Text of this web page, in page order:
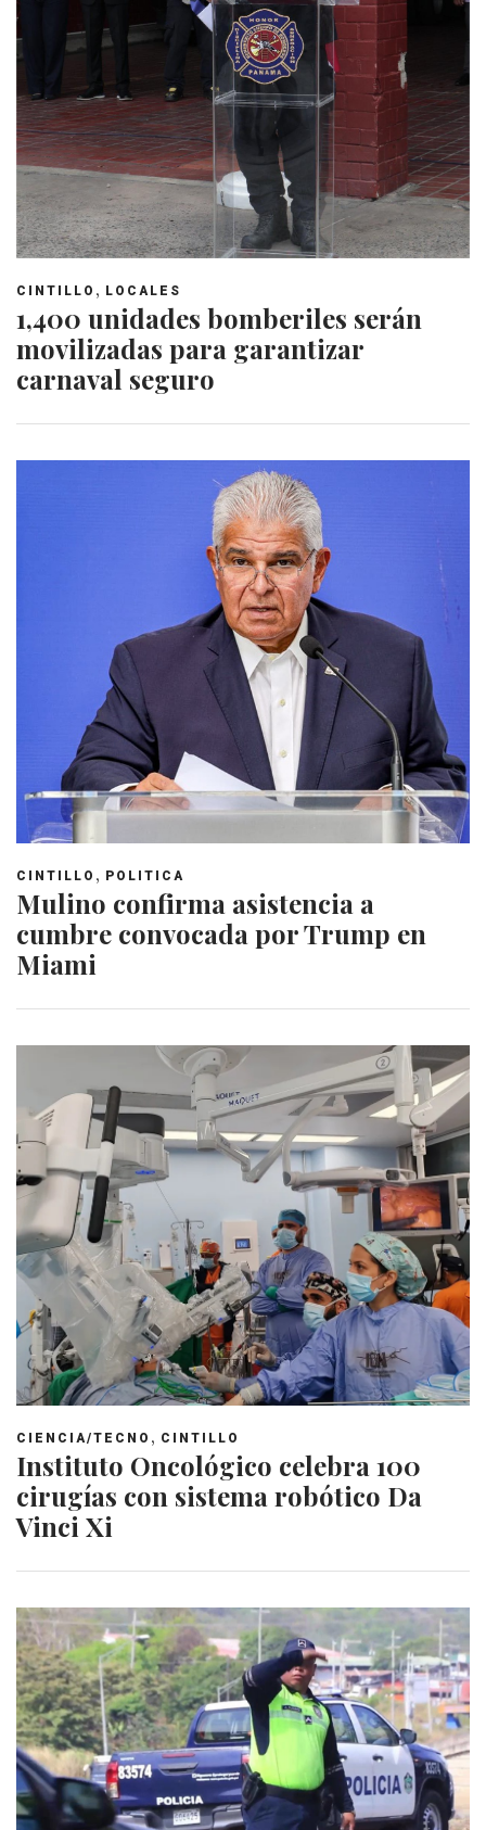
CINTILLO , LOCALES
1,400 unidades bomberiles serán
movilizadas para garantizar
carnaval seguro
CINTILLO , POLITICA
Mulino confirma asistencia a
cumbre convocada por Trump en
Miami
CIENCIA/TECNO , CINTILLO
Instituto Oncológico celebra 100
cirugías con sistema robótico Da
Vinci Xi